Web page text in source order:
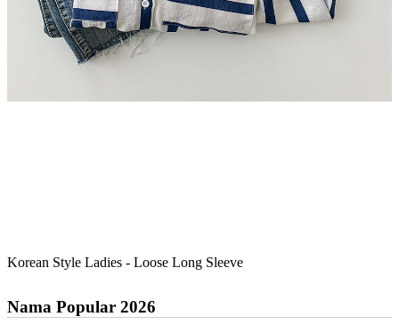
Korean Style Ladies - Loose Long Sleeve
Nama Popular 2026